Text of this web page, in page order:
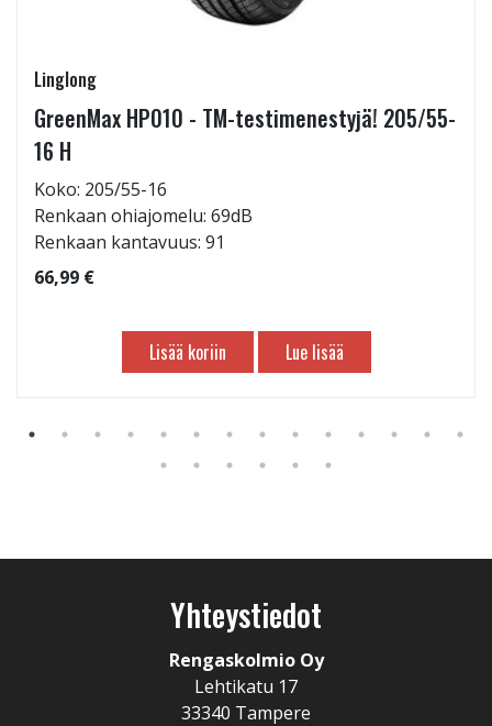
Linglong
GreenMax HP010 - TM-testimenestyjä! 205/55-
16 H
Koko: 205/55-16
Renkaan ohiajomelu: 69dB
Renkaan kantavuus: 91
66,99 €
Lisää koriin Lue lisää
Yhteystiedot
Rengaskolmio Oy
Lehtikatu 17
33340 Tampere